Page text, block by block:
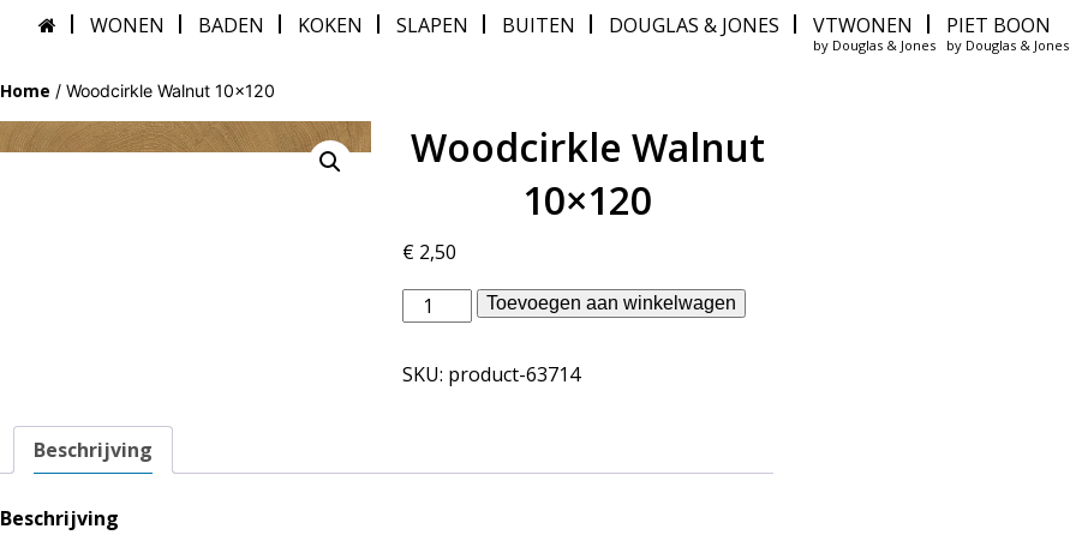
WONEN BADEN KOKEN SLAPEN BUITEN DOUGLAS & JONES VTWONEN
by Douglas & Jones
PIET BOON
by Douglas & Jones
Home / Woodcirkle Walnut 10×120
Woodcirkle Walnut
10×120
€2,50
vtwonen
binnentegels
Woodcirkle
Toevoegen aan winkelwagen
SKU: product-63714
Beschrijving
Beschrijving